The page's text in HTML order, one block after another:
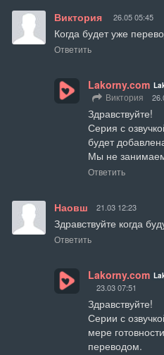
Виктория 26.05 05:45
Когда будет уже
Ответить
Lakorny.com
Виктория
Здравствуйте!
Серия с
будет
Мы не
Ответить
Наовш 21.03 12:23
Здравствуйте когда
Ответить
Lakorny.com
23.03 07:51
Здравствуйте!
Серии с
мере
переводом.